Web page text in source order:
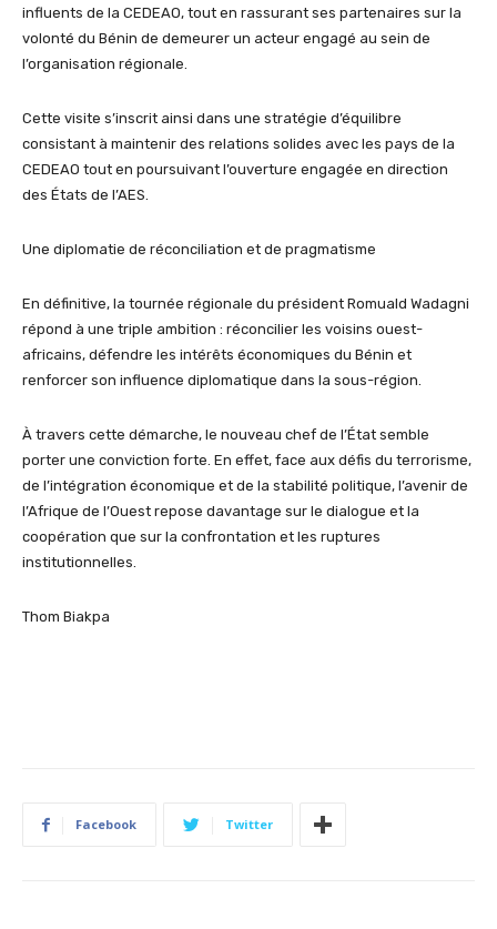
influents de la CEDEAO, tout en rassurant ses partenaires sur la
volonté du Bénin de demeurer un acteur engagé au sein de
l’organisation régionale.
Cette visite s’inscrit ainsi dans une stratégie d’équilibre
consistant à maintenir des relations solides avec les pays de la
CEDEAO tout en poursuivant l’ouverture engagée en direction
des États de l’AES.
Une diplomatie de réconciliation et de pragmatisme
En définitive, la tournée régionale du président Romuald Wadagni
répond à une triple ambition : réconcilier les voisins ouest-
africains, défendre les intérêts économiques du Bénin et
renforcer son influence diplomatique dans la sous-région.
À travers cette démarche, le nouveau chef de l’État semble
porter une conviction forte. En effet, face aux défis du terrorisme,
de l’intégration économique et de la stabilité politique, l’avenir de
l’Afrique de l’Ouest repose davantage sur le dialogue et la
coopération que sur la confrontation et les ruptures
institutionnelles.
Thom Biakpa
Facebook Twitter